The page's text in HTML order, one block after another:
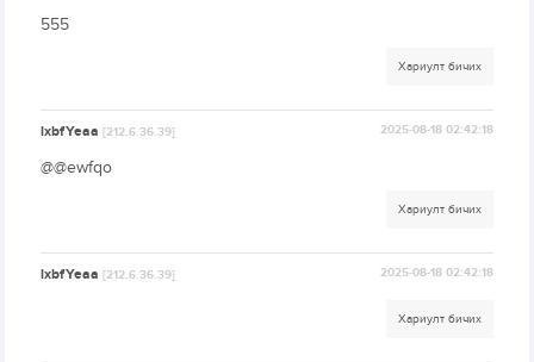
555
Хариулт бичих
lxbfYeaa[212.6.36.39] 2025-08-18 02:42:18
@@ewfqo
Хариулт бичих
lxbfYeaa[212.6.36.39] 2025-08-18 02:42:18
Хариулт бичих